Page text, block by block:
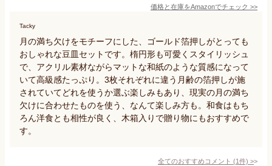
価格と在庫をAmazonでチェック >>
Tacky
月の満ち欠けをモチーフにした、ゴールド箔押しがとっても
おしゃれな豆皿セットです。楕円形も可愛くスタイリッシュ
で、アクリル素材ながらマットな和紙のような質感になって
いて高級感たっぷり。3枚それぞれに違う月齢の箔押しが施
されていてどれを使うか選ぶ楽しみもあり、現実の月の満ち
欠けに合わせたものを使う、なんて楽しみ方も。和食はもち
ろん洋食とも相性が良く、木箱入りで贈り物にもおすすめで
す。
全てのおすすめコメント (1件) >